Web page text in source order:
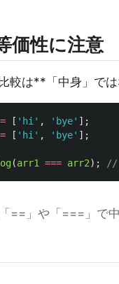
価性に注意
較は**「中身」で
= [ ' hi ' , ' bye' ];
= [ ' hi ' , ' bye' ];
(arr1 === arr2); //
==」や「===」で